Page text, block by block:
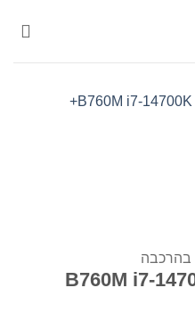
B760M i7-